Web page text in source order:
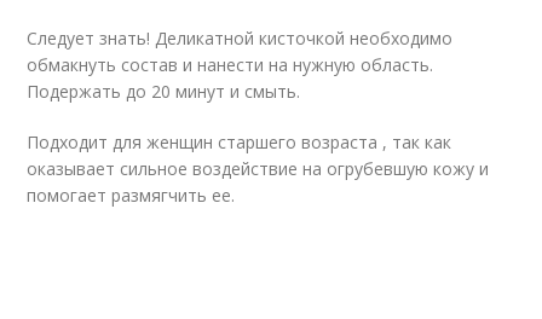
Следует знать! Деликатной кисточкой необходимо
обмакнуть состав и нанести на нужную область.
Подержать до 20 минут и смыть.
Подходит для женщин старшего возраста , так как
оказывает сильное воздействие на огрубевшую кожу и
помогает размягчить ее.